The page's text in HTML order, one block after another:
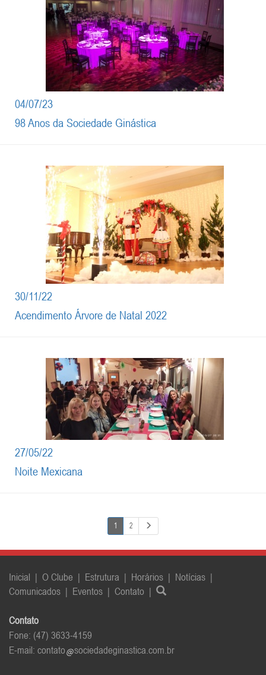
04/07/23
98 Anos da Sociedade Ginástica
30/11/22
Acendimento Árvore de Natal 2022
27/05/22
Noite Mexicana
1 2
Inicial | O Clube | Estrutura | Horários | Notícias |
Comunicados | Eventos | Contato |
Contato
Fone: (47) 3633-4159
E-mail: contato sociedadeginastica.com.br